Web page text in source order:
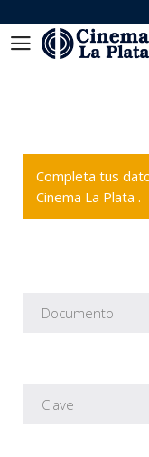
Completa tus
Cinema La Plata .